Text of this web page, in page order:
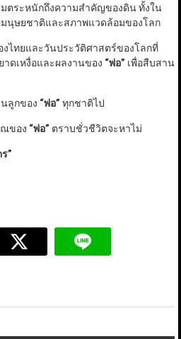
มตระหนักถึงความสำคัญของดิน ทั้งใน
นุษยชาติและสภาพแวดล้อมของโลก
ไทยและวันประวัติศาสตร์ของโลกที่
ดเหงื่อและผลงานของ “พ่อ” เพื่อสืบสาน
ลูกของ “พ่อ” ทุกชาติไป
ของ “พ่อ” ตราบชั่วชีวิตจะหาไม่
”